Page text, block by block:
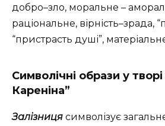
добро–зло, моральне –
раціональне, вірність–зрада,
“пристрасть душі”,
Символічні образи у
Кареніна”
Залізниця символізує